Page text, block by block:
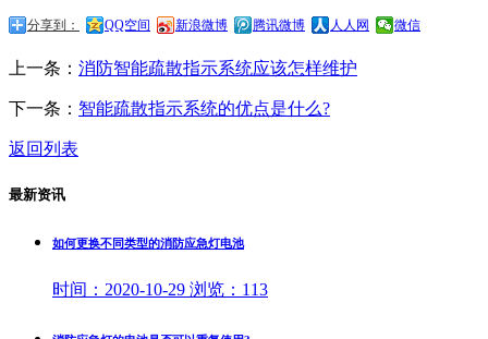
分享到： QQ空间 新浪微博 腾讯微博 人人网 微信
上一条： 消防智能疏散指示系统应该怎样维护
下一条： 智能疏散指示系统的优点是什么?
返回列表
最新资讯
如何更换不同类型的消防应急灯电池
时间： 2020-10-29 浏览： 113